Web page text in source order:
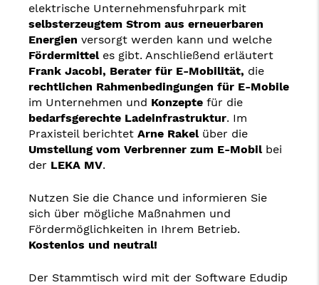
elektrische Unternehmensfuhrpark mit
selbsterzeugtem Strom aus erneuerbaren
Energien versorgt werden kann und welche
Fördermitteles gibt. Anschließend erläutert
Frank Jacobi, Berater für E-Mobilität, die
rechtlichen Rahmenbedingungen für E-Mobile
im Unternehmen und Konzepte für die
bedarfsgerechte Ladeinfrastruktur. Im
Praxisteil berichtet Arne Rakelüber die
Umstellung vom Verbrenner zum E-Mobil bei
der LEKA MV.
Nutzen Sie die Chance und informieren Sie
sich über mögliche Maßnahmen und
Fördermöglichkeiten in Ihrem Betrieb.
Kostenlos und neutral!
Der Stammtisch wird mit der Software Edudip